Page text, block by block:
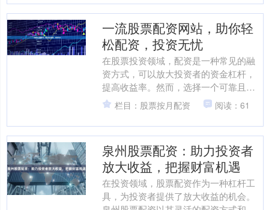
一流股票配资网站，助你轻
松配资，投资无忧
在股票投资领域，配资是一种常见的融
资方式，可以放大投资者的资金杠杆，
提高收益率。然而，选择一个可靠且一
流的股票配资网站至关重要，以确保资
金安全和投资顺畅。 **....
栏目：股票按月配资 阅读：61
泉州股票配资：助力投资者
放大收益，把握财富机遇
在投资领域，股票配资作为一种杠杆工
具，为投资者提供了放大收益的机会。